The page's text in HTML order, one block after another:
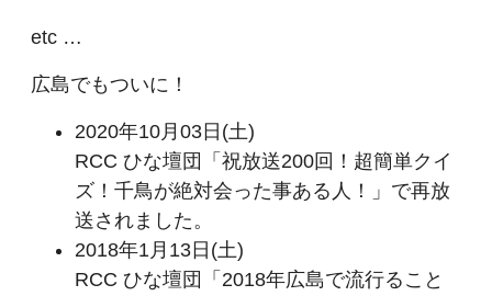
etc …
広島でもついに！
2020年10月03日(土)
RCC ひな壇団「祝放送200回！超簡単クイ
ズ！千鳥が絶対会った事ある人！」で再放
送されました。
2018年1月13日(土)
RCC ひな壇団「2018年広島で流行ること